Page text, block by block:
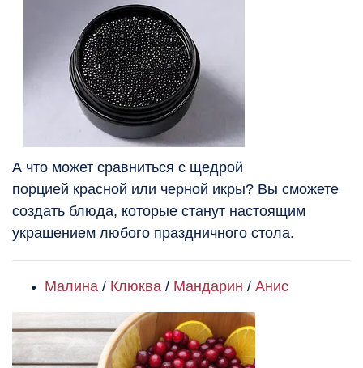
А что может сравниться с щедрой
порцией красной или черной икры? Вы сможете
создать блюда, которые станут настоящим
украшением любого праздничного стола.
Малина / Клюква / Мандарин / Анис